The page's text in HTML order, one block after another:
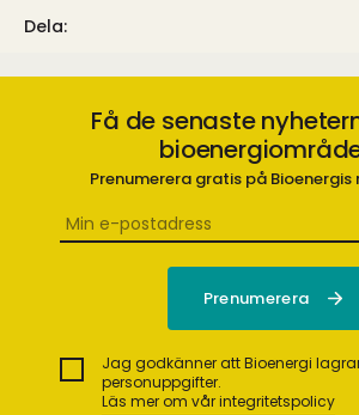
Dela:
Få de senaste
Prenumerera gratis på Bioenergis
Jag godkänner att Bioenergi
personuppgifter.
Läs mer om vår integritetspolicy